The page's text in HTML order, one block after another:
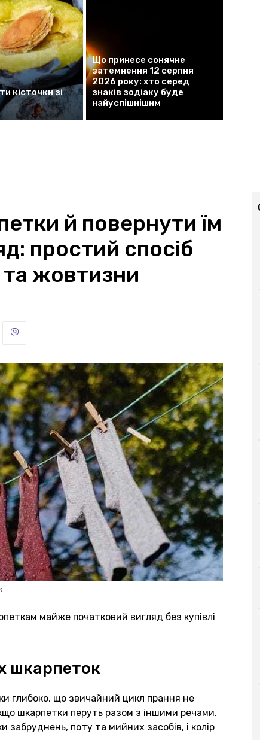
кісточки зі
Що принесе сонячне
затемнення 12 серпня
2026 року: хто серед
знаків зодіаку буде
найуспішнішим